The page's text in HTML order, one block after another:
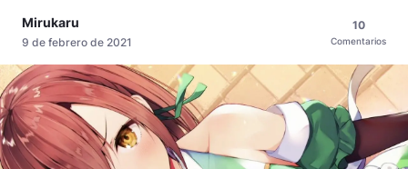
Mirukaru
9 de febrero de 2021
10
Comentarios